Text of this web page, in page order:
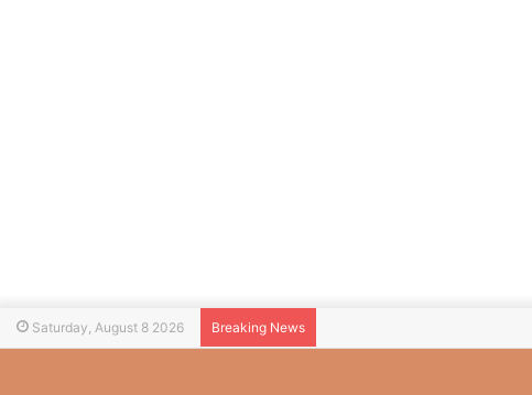
Saturday, August 8 2026 Breaking News